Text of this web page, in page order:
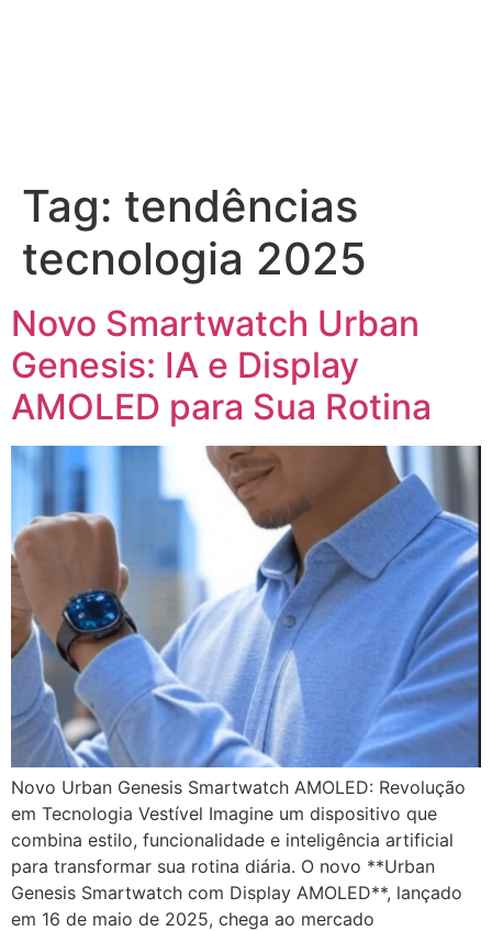
Tag: tendências
tecnologia 2025
Novo Smartwatch Urban
Genesis: IA e Display
AMOLED para Sua Rotina
Novo Urban Genesis Smartwatch AMOLED: Revolução
em Tecnologia Vestível Imagine um dispositivo que
combina estilo, funcionalidade e inteligência artificial
para transformar sua rotina diária. O novo **Urban
Genesis Smartwatch com Display AMOLED**, lançado
em 16 de maio de 2025, chega ao mercado